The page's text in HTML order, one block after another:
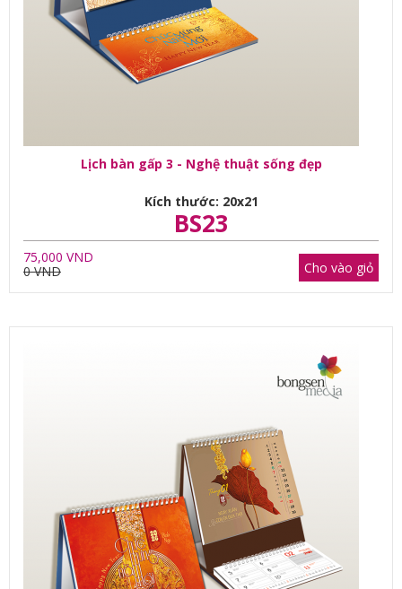
Lịch bàn gấp 3 - Nghệ thuật sống đẹp
Kích thước: 20x21
BS23
75,000 VND
0 VND
Cho vào giỏ